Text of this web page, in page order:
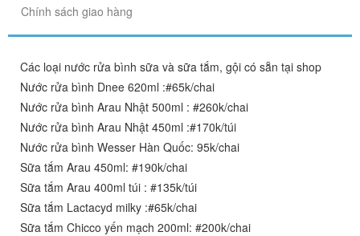
Chính sách giao hàng
Các loại nước rửa bình sữa và sữa tắm, gội có sẵn tại shop
Nước rửa bình Dnee 620ml :#65k/chai
Nước rửa bình Arau Nhật 500ml : #260k/chai
Nước rửa bình Arau Nhật 450ml :#170k/túi
Nước rửa bình Wesser Hàn Quốc: 95k/chai
Sữa tắm Arau 450ml: #190k/chai
Sữa tắm Arau 400ml túi : #135k/túi
Sữa tắm Lactacyd milky :#65k/chai
Sữa tắm Chicco yến mạch 200ml: #200k/chai